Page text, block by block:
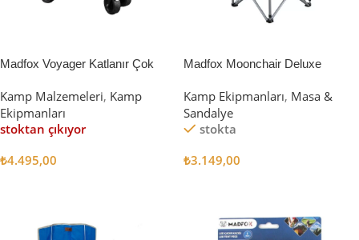
Madfox Voyager Katlanır Çok
[Vagon] BLACK
Kamp Malzemeleri, Kamp
Ekipmanları
stoktan çıkıyor
₺4.495,00
Madfox Moonchair Deluxe
Siyah/Gri
Kamp Ekipmanları, Masa &
Sandalye
stokta
₺3.149,00